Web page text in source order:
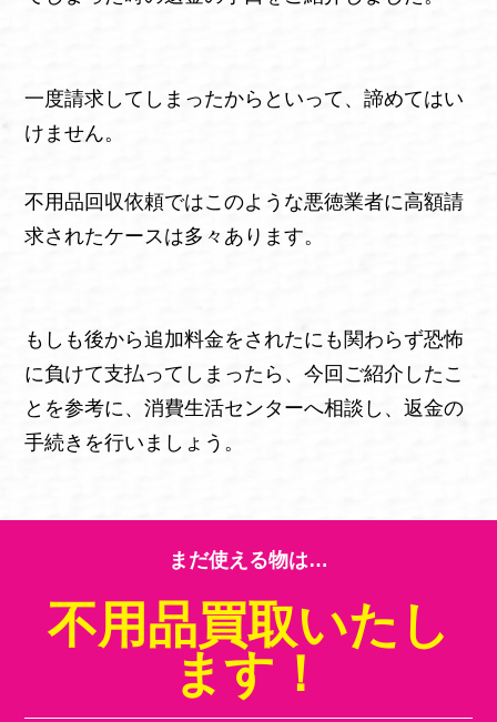
一度請求してしまったからといって、諦めてはい
けません。
不用品回収依頼ではこのような悪徳業者に高額請
求されたケースは多々あります。
もしも後から追加料金をされたにも関わらず恐怖
に負けて支払ってしまったら、今回ご紹介したこ
とを参考に、消費生活センターへ相談し、返金の
手続きを行いましょう。
まだ使える物は…
不用品買取いたし
ます！